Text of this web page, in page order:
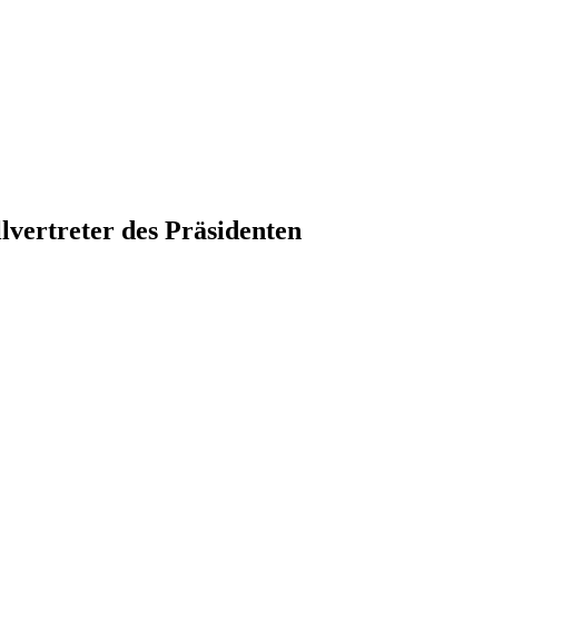
des Präsidenten